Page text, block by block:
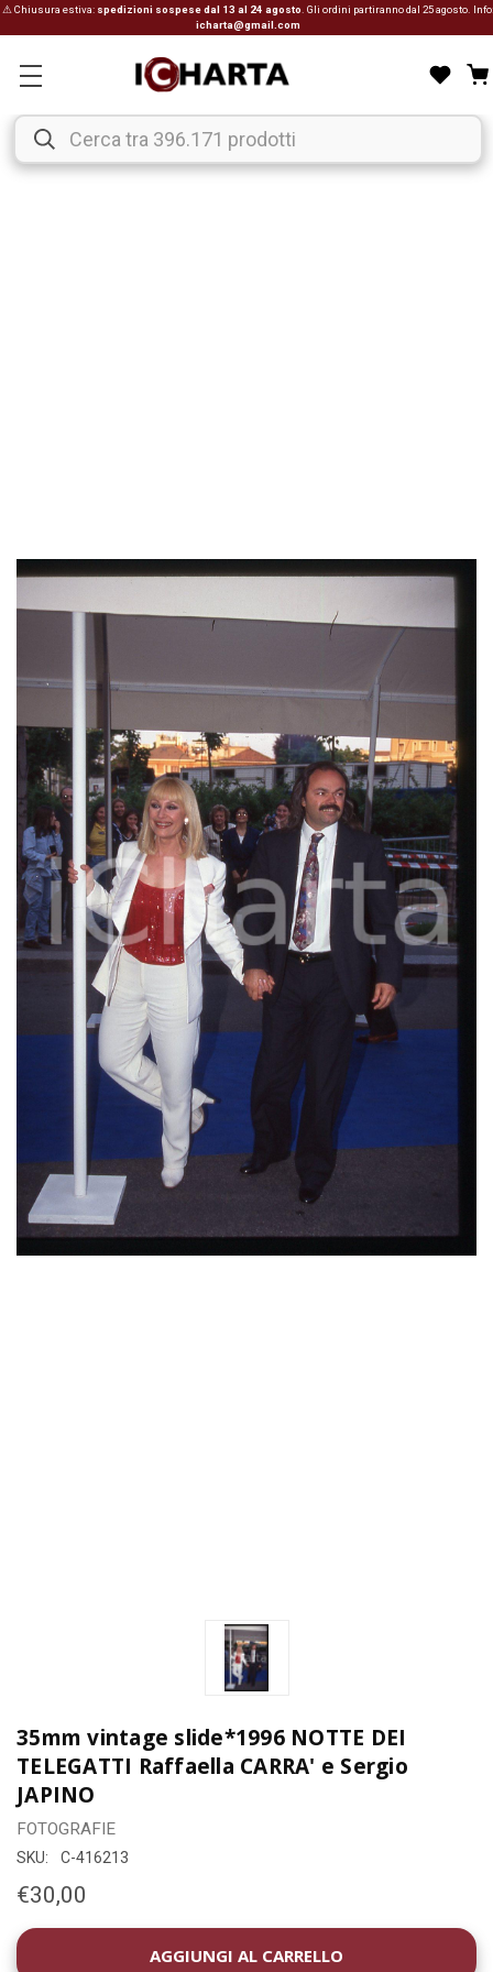
⚠ Chiusura estiva: spedizioni sospese dal 13 al 24 agosto . Gli ordini partiranno dal 25 agosto. Info:
icharta@gmail.com
35mm vintage slide*1996 NOTTE DEI
TELEGATTI Raffaella CARRA' e Sergio
JAPINO
FOTOGRAFIE
SKU: C-416213
€30,00
DISPONIBILITÀ
ATTUALE: